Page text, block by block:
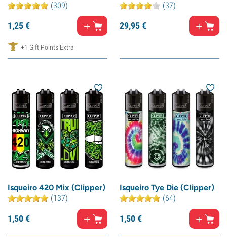
(309)
1,25€
+1 Gift Points Extra
(37)
29,95€
Isqueiro 420 Mix (Clipper)
(137)
1,50€
Isqueiro Tye Die (Clipper)
(64)
1,50€